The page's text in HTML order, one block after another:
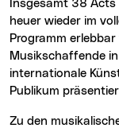
heuer wieder im
Programm
Musikschaffende
internationale
Publikum
Zu den musikalischen Höhepunkten zählten die Auftritte von